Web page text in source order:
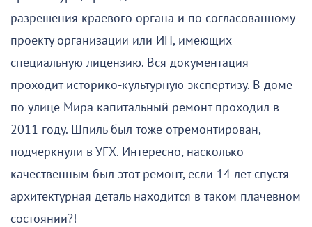
разрешения краевого органа и по согласованному
проекту организации или ИП, имеющих
специальную лицензию. Вся документация
проходит историко-культурную экспертизу. В доме
по улице Мира капитальный ремонт проходил в
2011 году. Шпиль был тоже отремонтирован,
подчеркнули в УГХ. Интересно, насколько
качественным был этот ремонт, если 14 лет спустя
архитектурная деталь находится в таком плачевном
состоянии?!